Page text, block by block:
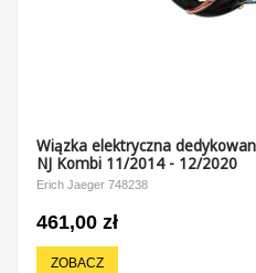
Wiązka elektryczna
NJ Kombi 11/2014 - 12/2020
Erich Jaeger 748238
461,00 zł
ZOBACZ